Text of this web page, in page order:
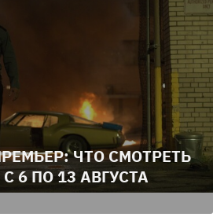
ЧТО СМОТРЕТЬ
6 ПО 13 АВГУСТА